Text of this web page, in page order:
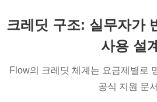
크레딧 구조: 실무자가
사용 설계
Flow의 크레딧 체계는 요금제별로
공식 지원 문